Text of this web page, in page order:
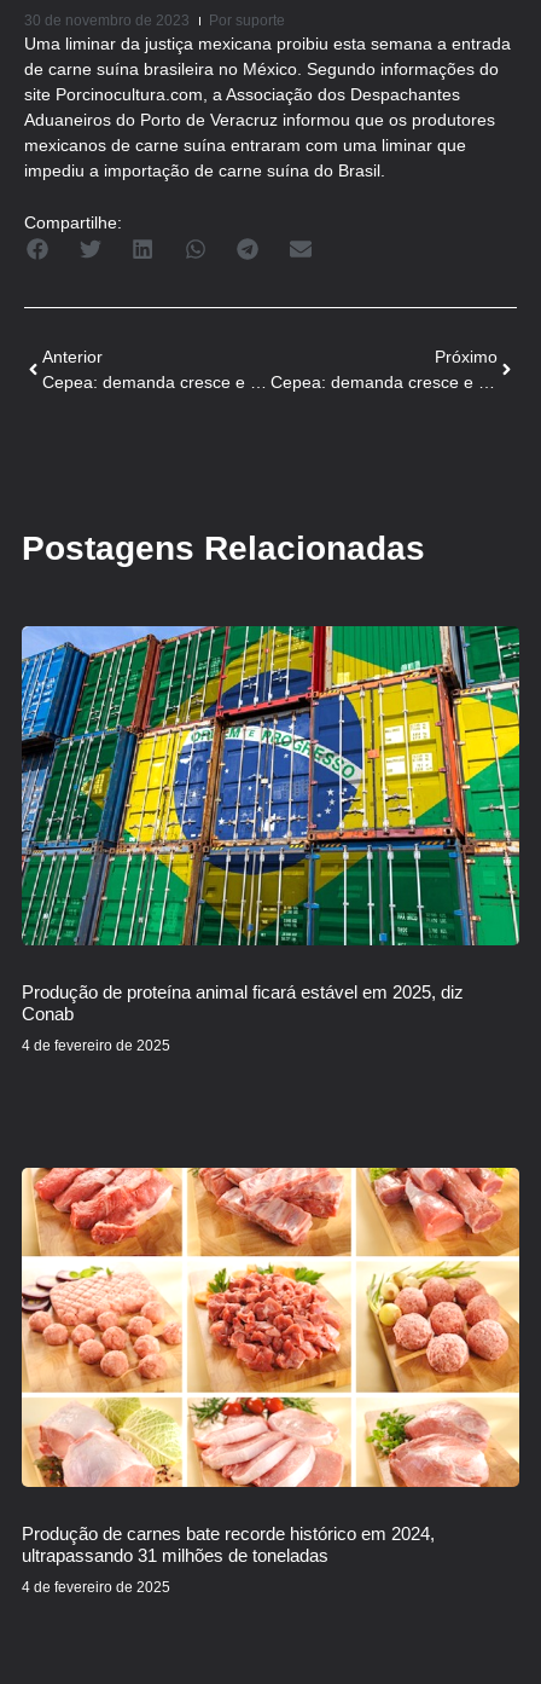
30 de novembro de 2023 Por suporte
Uma liminar da justiça mexicana proibiu esta semana a entrada
de carne suína brasileira no México. Segundo informações do
site Porcinocultura.com, a Associação dos Despachantes
Aduaneiros do Porto de Veracruz informou que os produtores
mexicanos de carne suína entraram com uma liminar que
impediu a importação de carne suína do Brasil.
Compartilhe:
Anterior
Próximo
Postagens Relacionadas
Produção de proteína animal ficará estável em 2025, diz
Conab
4 de fevereiro de 2025
Produção de carnes bate recorde histórico em 2024,
ultrapassando 31 milhões de toneladas
4 de fevereiro de 2025